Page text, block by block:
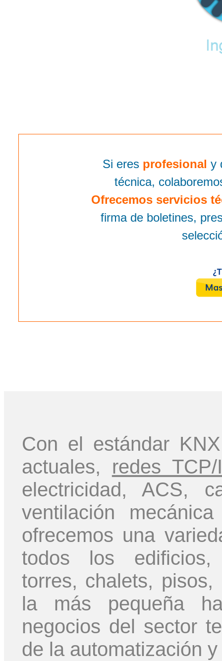
Si eres profesional y
técnica,
Ofrecemos servicios
firma de boletines,
Con el estándar
actuales, redes TCP/
electricidad, ACS,
ventilación
ofrecemos una
todos los edificios,
torres, chalets,
la más pequeña
negocios del sector
de la automatización